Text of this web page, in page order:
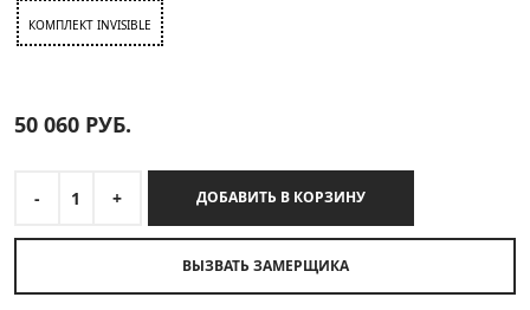
КОМПЛЕКТ INVISIBLE
50 060 РУБ.
- 1 + ДОБАВИТЬ В КОРЗИНУ
ВЫЗВАТЬ ЗАМЕРЩИКА